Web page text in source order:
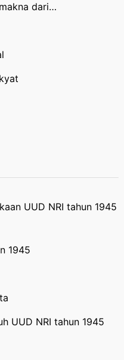
dari…
UUD NRI tahun 1945
1945
UUD NRI tahun 1945